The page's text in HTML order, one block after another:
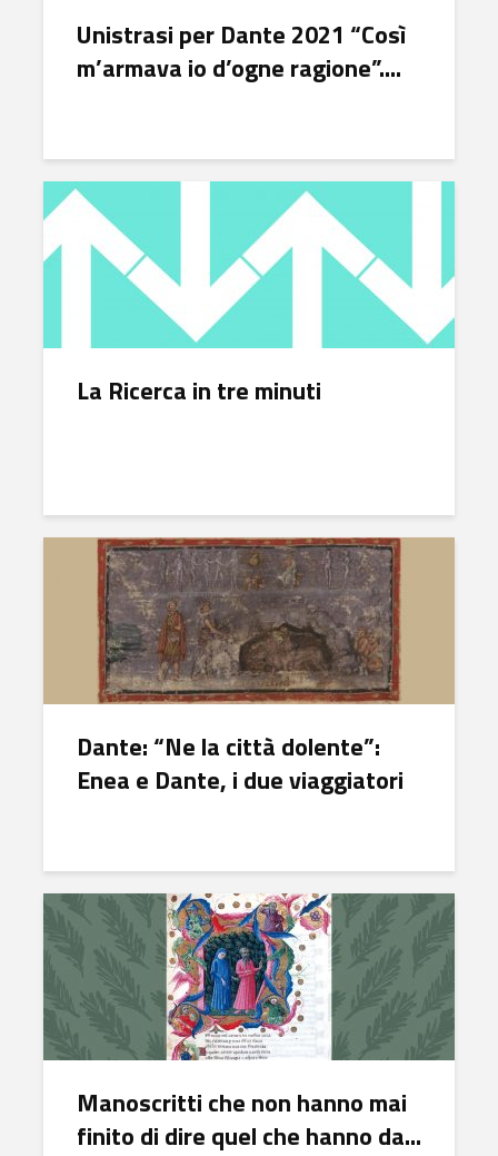
Unistrasi per Dante 2021 “Così
m’armava io d’ogne ragione”....
La Ricerca in tre minuti
Dante: “Ne la città dolente”:
Enea e Dante, i due viaggiatori
Manoscritti che non hanno mai
finito di dire quel che hanno da...